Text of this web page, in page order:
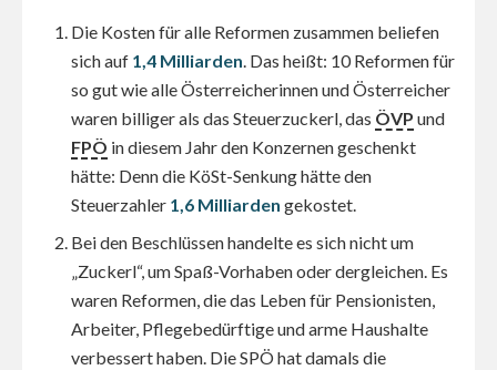
Die Kosten für alle Reformen zusammen beliefen
sich auf 1,4 Milliarden. Das heißt: 10 Reformen für
so gut wie alle Österreicherinnen und Österreicher
waren billiger als das Steuerzuckerl, das ÖVP und
FPÖ in diesem Jahr den Konzernen geschenkt
hätte: Denn die KöSt-Senkung hätte den
Steuerzahler 1,6 Milliarden gekostet.
Bei den Beschlüssen handelte es sich nicht um
„Zuckerl“, um Spaß-Vorhaben oder dergleichen. Es
waren Reformen, die das Leben für Pensionisten,
Arbeiter, Pflegebedürftige und arme Haushalte
verbessert haben. Die SPÖ hat damals die